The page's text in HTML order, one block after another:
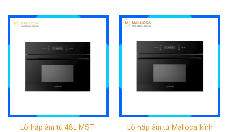
Lò hấp âm tủ 48L MST-
Lò hấp âm tủ Malloca kính